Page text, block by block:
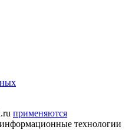
применяются
технологии